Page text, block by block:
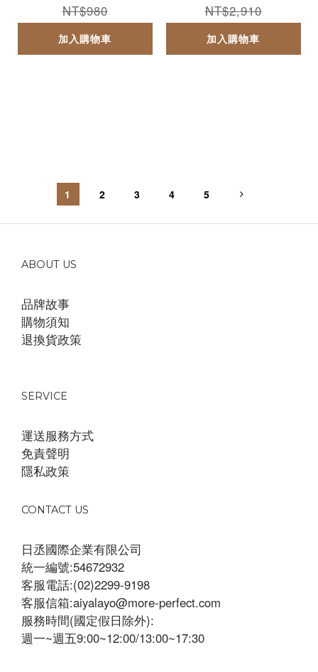
NT$980
加入購物車
NT$2,910
加入購物車
1 2 3 4 5
ABOUT US
品牌故事
購物須知
退換貨政策
SERVICE
運送服務方式
免責聲明
隱私政策
CONTACT US
日丞國際企業有限公司
統一編號:54672932
客服電話:(02)2299-9198
客服信箱:aiyalayo@more-perfect.com
服務時間(國定假日除外):
週一~週五9:00~12:00/13:00~17:30